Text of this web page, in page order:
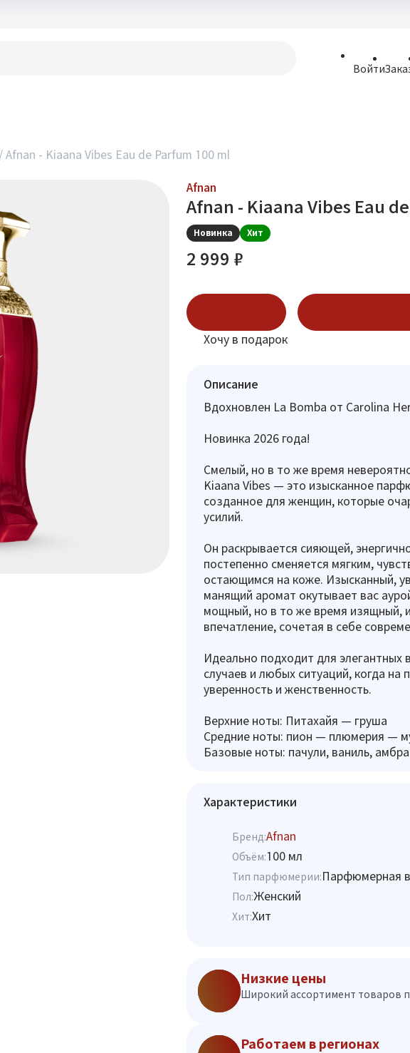
Войти
/ Afnan - Kiaana Vibes Eau de Parfum 100 ml
Afnan
Afnan - Kiaana Vibes Eau
Новинка Хит
2 999 ₽
Хочу в подарок
Описание
Вдохновлен La Bomba от Carolina
Новинка 2026 года!
Смелый, но в то же время
Kiaana Vibes — это изысканное
созданное для женщин, которые
усилий.
Он раскрывается сияющей,
постепенно сменяется мягким,
остающимся на коже. Изысканный,
манящий аромат окутывает вас
мощный, но в то же время изящный,
впечатление, сочетая в себе
Идеально подходит для элегантных
случаев и любых ситуаций, когда на
уверенность и женственность.
Верхние ноты: Питахайя — груша
Средние ноты: пион — плюмерия —
Базовые ноты: пачули, ваниль, амбра
Характеристики
Бренд:Afnan
Объём:100 мл
Тип парфюмерии:Парфюмерная
Пол:Женский
Хит:Хит
Низкие цены
Широкий ассортимент товаров
Работаем в регионах